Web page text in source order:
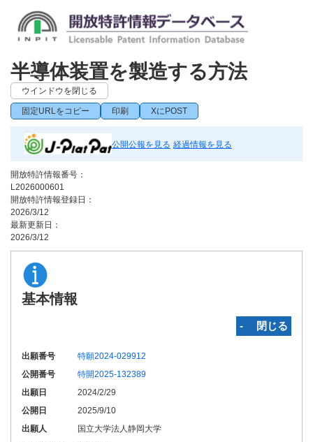
半導体装置を製造する方法
ウインドウを閉じる
固定URLをコピー 印刷 XにPOST
公開公報を見る 経過情報を見る
開放特許情報番号：
L2026000601
開放特許情報登録日：
2026/3/12
最新更新日：
2026/3/12
基本情報
‐ 閉じる
出願番号
特願2024-029912
公開番号
特開2025-132389
出願日
2024/2/29
公開日
2025/9/10
出願人
国立大学法人静岡大学